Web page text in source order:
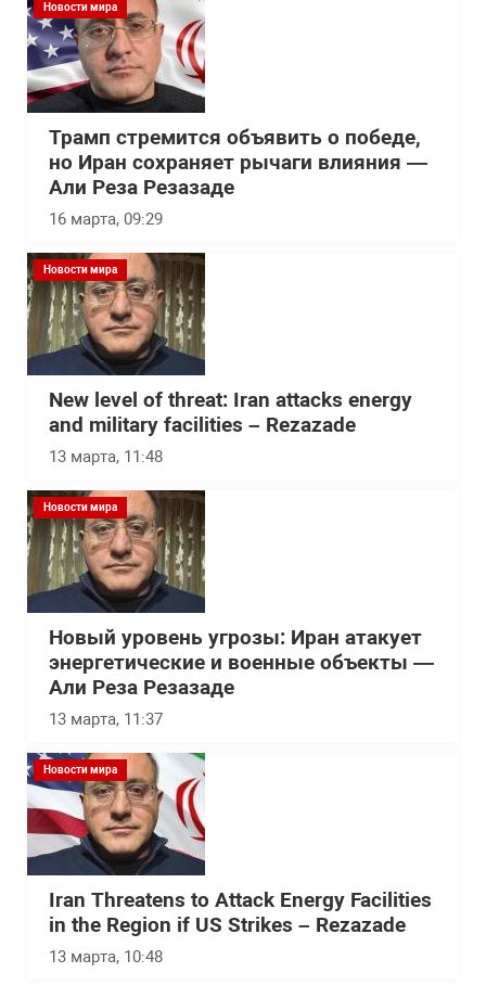
Новости мира
Трамп стремится объявить о победе,
но Иран сохраняет рычаги влияния —
Али Реза Резазаде
16 марта, 09:29
Новости мира
New level of threat: Iran attacks energy
and military facilities – Rezazade
13 марта, 11:48
Новости мира
Новый уровень угрозы: Иран атакует
энергетические и военные объекты —
Али Реза Резазаде
13 марта, 11:37
Новости мира
Iran Threatens to Attack Energy Facilities
in the Region if US Strikes – Rezazade
13 марта, 10:48